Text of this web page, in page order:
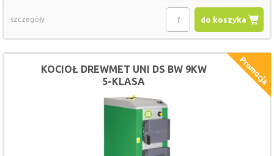
do koszyka
szczegóły
KOCIOŁ DREWMET UNI DS BW 9KW
5-KLASA